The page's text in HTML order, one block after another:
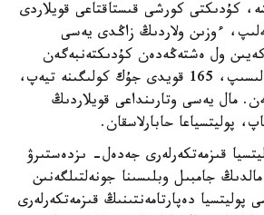
كۇدىكتى كورشى قىستاقتاعى قويلاردى
ءوزىن ولاردىڭ زاڭدى يەسى
ول ەشتەڭەدەن كۇدىكتەنبەگەن
ساتىپ الۋشىلارمەن كەلىسىپ، 165 قويدى جۇك كولىگىنە تيەپ،
مال يەسى وتارىنداعى قويلاردىڭ
پوليتسياعا حابارلاسقان.
قىزمەتكەرلەرى جەدەل- ىزدەستىرۋ
جامبىل وبلىسىنا جونەلتىلگەنىن
پوليتسيا دەپارتامەنتىنىڭ قىزمەتكەرلەرى